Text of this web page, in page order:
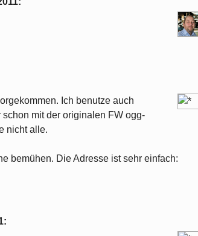
Ich benutze auch
mit der originalen FW ogg-
nicht alle.
bemühen. Die Adresse ist sehr einfach:
: